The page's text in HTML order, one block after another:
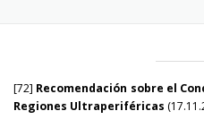
[72] Recomendación sobre el
Regiones Ultraperiféricas